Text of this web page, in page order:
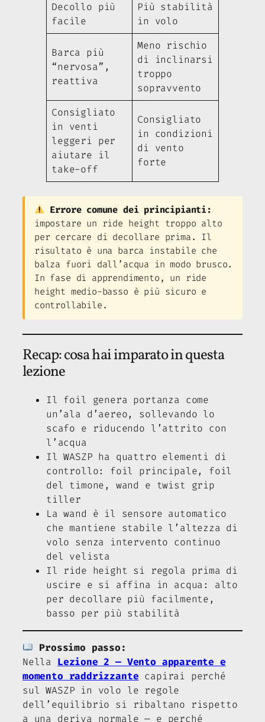
Decollo più
facile
Più stabilità
in volo
Barca più
“nervosa”,
reattiva
Meno rischio
di inclinarsi
troppo
sopravvento
Consigliato
in venti
leggeri per
aiutare il
take-off
Consigliato
in condizioni
di vento
forte
Errore comune dei principianti:
impostare un ride height troppo alto
per cercare di decollare prima. Il
risultato è una barca instabile che
balza fuori dall’acqua in modo brusco.
In fase di apprendimento, un ride
height medio-basso è più sicuro e
controllabile.
Recap: cosa hai imparato in questa
lezione
Il foil genera portanza come
un’ala d’aereo, sollevando lo
scafo e riducendo l’attrito con
l’acqua
Il WASZP ha quattro elementi di
controllo: foil principale, foil
del timone, wand e twist grip
tiller
La wand è il sensore automatico
che mantiene stabile l’altezza di
volo senza intervento continuo
del velista
Il ride height si regola prima di
uscire e si affina in acqua: alto
per decollare più facilmente,
basso per più stabilità
Prossimo passo:
Nella Lezione 2 — Vento apparente e
momento raddrizzante capirai perché
sul WASZP in volo le regole
dell’equilibrio si ribaltano rispetto
a una deriva normale — e perché